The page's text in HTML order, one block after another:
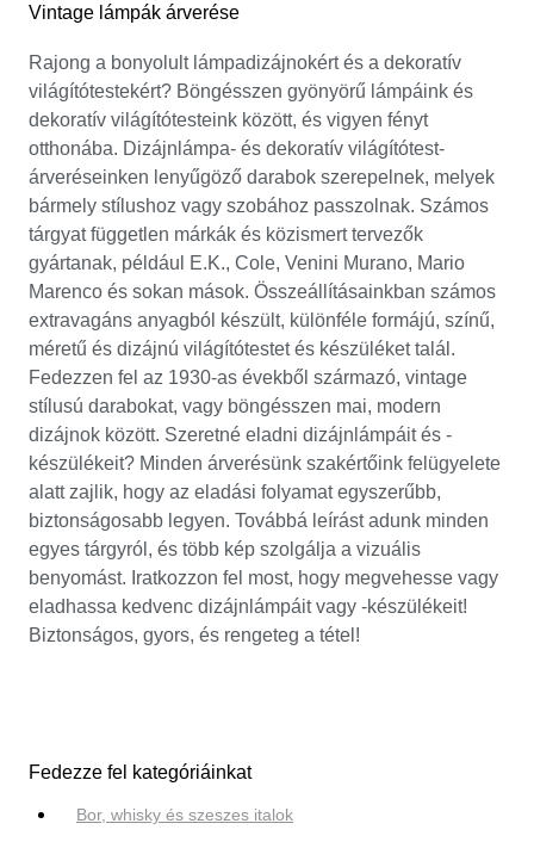
Vintage lámpák árverése
Rajong a bonyolult lámpadizájnokért és a dekoratív
világítótestekért? Böngésszen gyönyörű lámpáink és
dekoratív világítótesteink között, és vigyen fényt
otthonába. Dizájnlámpa- és dekoratív világítótest-
árveréseinken lenyűgöző darabok szerepelnek, melyek
bármely stílushoz vagy szobához passzolnak. Számos
tárgyat független márkák és közismert tervezők
gyártanak, például E.K., Cole, Venini Murano, Mario
Marenco és sokan mások. Összeállításainkban számos
extravagáns anyagból készült, különféle formájú, színű,
méretű és dizájnú világítótestet és készüléket talál.
Fedezzen fel az 1930-as évekből származó, vintage
stílusú darabokat, vagy böngésszen mai, modern
dizájnok között. Szeretné eladni dizájnlámpáit és -
készülékeit? Minden árverésünk szakértőink felügyelete
alatt zajlik, hogy az eladási folyamat egyszerűbb,
biztonságosabb legyen. Továbbá leírást adunk minden
egyes tárgyról, és több kép szolgálja a vizuális
benyomást. Iratkozzon fel most, hogy megvehesse vagy
eladhassa kedvenc dizájnlámpáit vagy -készülékeit!
Biztonságos, gyors, és rengeteg a tétel!
Fedezze fel kategóriáinkat
Bor, whisky és szeszes italok